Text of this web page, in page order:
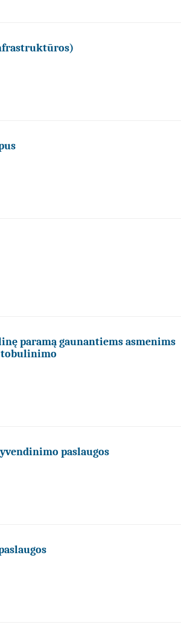
paramą gaunantiems asmenims
tobulinimo
paslaugos